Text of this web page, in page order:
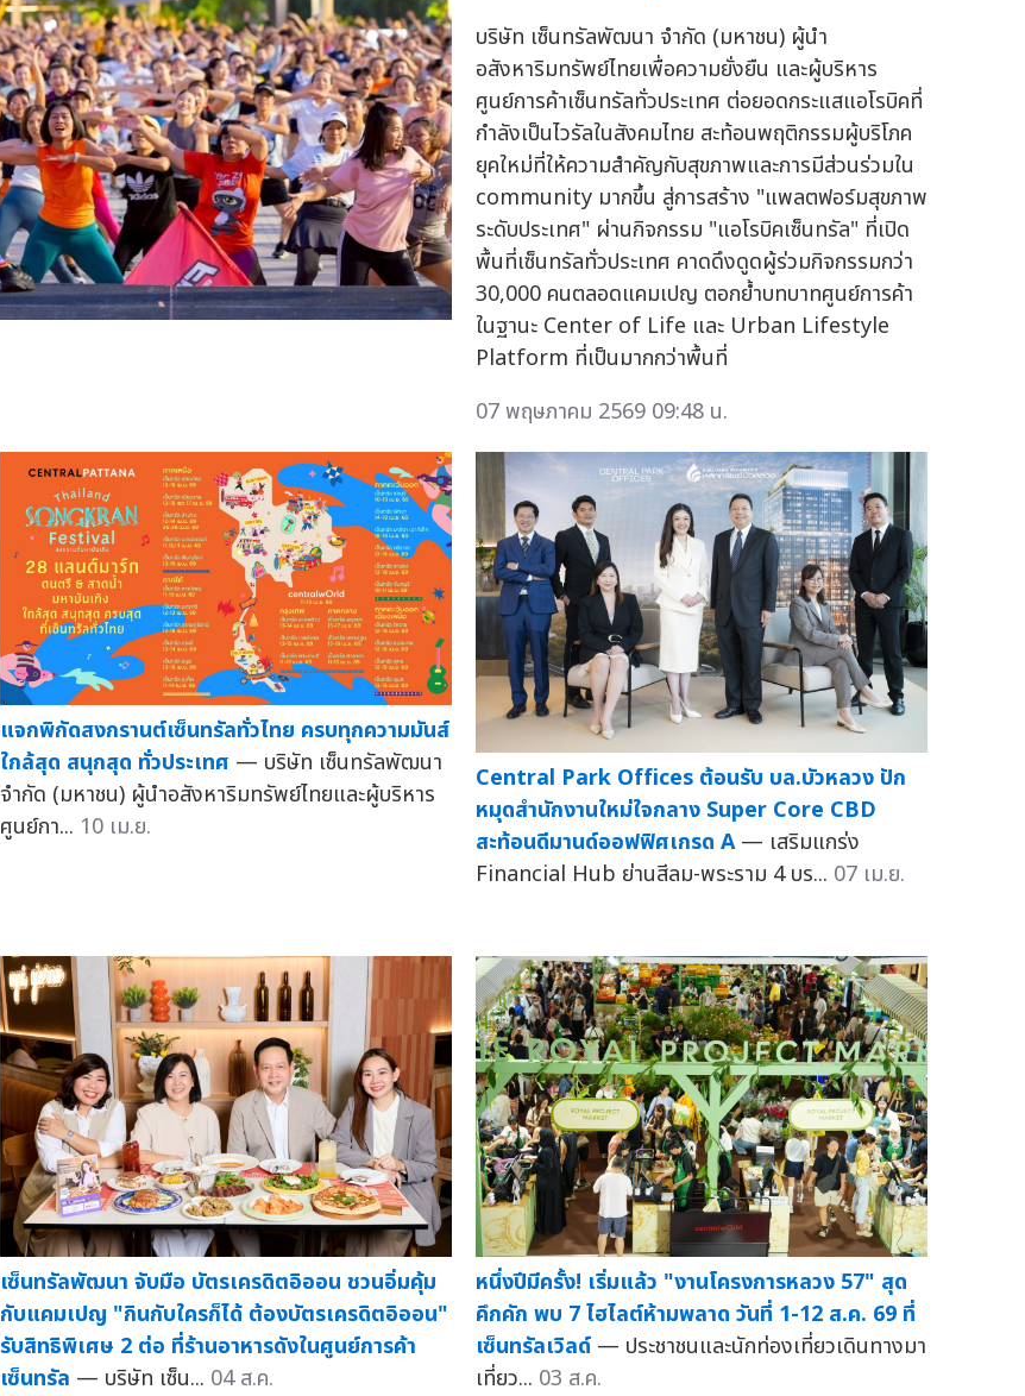
บริษัท เซ็นทรัลพัฒนา จำกัด (มหาชน) ผู้นำ
อสังหาริมทรัพย์ไทยเพื่อความยั่งยืน และผู้บริหาร
ศูนย์การค้าเซ็นทรัลทั่วประเทศ ต่อยอดกระแสแอโรบิคที่
กำลังเป็นไวรัลในสังคมไทย สะท้อนพฤติกรรมผู้บริโภค
ยุคใหม่ที่ให้ความสำคัญกับสุขภาพและการมีส่วนร่วมใน
community มากขึ้น สู่การสร้าง "แพลตฟอร์มสุขภาพ
ระดับประเทศ" ผ่านกิจกรรม "แอโรบิคเซ็นทรัล" ที่เปิด
พื้นที่เซ็นทรัลทั่วประเทศ คาดดึงดูดผู้ร่วมกิจกรรมกว่า
30,000 คนตลอดแคมเปญ ตอกย้ำบทบาทศูนย์การค้า
ในฐานะ Center of Life และ Urban Lifestyle
Platform ที่เป็นมากกว่าพื้นที่
07 พฤษภาคม 2569 09:48 น.
แจกพิกัดสงกรานต์เซ็นทรัลทั่วไทย ครบทุกความมันส์
ใกล้สุด สนุกสุด ทั่วประเทศ — บริษัท เซ็นทรัลพัฒนา
จำกัด (มหาชน) ผู้นำอสังหาริมทรัพย์ไทยและผู้บริหาร
ศูนย์กา... 10 เม.ย.
Central Park Offices ต้อนรับ บล.บัวหลวง ปัก
หมุดสำนักงานใหม่ใจกลาง Super Core CBD
สะท้อนดีมานด์ออฟฟิศเกรด A — เสริมแกร่ง
Financial Hub ย่านสีลม-พระราม 4 บร... 07 เม.ย.
เซ็นทรัลพัฒนา จับมือ บัตรเครดิตอิออน ชวนอิ่มคุ้ม
กับแคมเปญ "กินกับใครก็ได้ ต้องบัตรเครดิตอิออน"
รับสิทธิพิเศษ 2 ต่อ ที่ร้านอาหารดังในศูนย์การค้า
เซ็นทรัล — บริษัท เซ็น... 04 ส.ค.
หนึ่งปีมีครั้ง! เริ่มแล้ว "งานโครงการหลวง 57" สุด
คึกคัก พบ 7 ไฮไลต์ห้ามพลาด วันที่ 1-12 ส.ค. 69 ที่
เซ็นทรัลเวิลด์ — ประชาชนและนักท่องเที่ยวเดินทางมา
เที่ยว... 03 ส.ค.